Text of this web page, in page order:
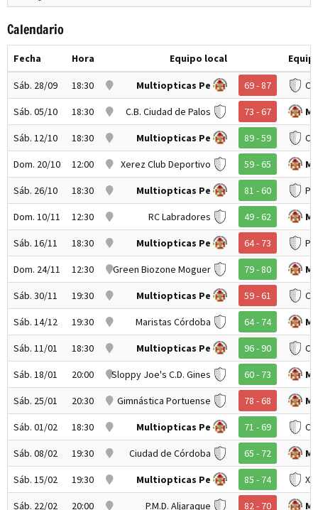
Calendario
Fecha Hora Equipo local
Sáb. 28/09 18:30 Multiopticas Pe 69 - 87
Sáb. 05/10 18:30 C.B. Ciudad de Palos 73 - 67
Sáb. 12/10 18:30 Multiopticas Pe 89 - 59
Dom. 20/10 12:00 Xerez Club Deportivo 59 - 65
Sáb. 26/10 18:30 Multiopticas Pe 81 - 60
Dom. 10/11 12:30 RC Labradores 49 - 62
Sáb. 16/11 18:30 Multiopticas Pe 64 - 73
Dom. 24/11 12:30 Green Biozone Moguer 79 - 80
Sáb. 30/11 19:30 Multiopticas Pe 59 - 61
Sáb. 14/12 19:30 Maristas Córdoba 64 - 74
Sáb. 11/01 18:30 Multiopticas Pe 96 - 90
Sáb. 18/01 20:00 Sloppy Joe's C.D. Gines 60 - 73
Sáb. 25/01 20:30 Gimnástica Portuense 78 - 68
Sáb. 01/02 18:30 Multiopticas Pe 71 - 69
Sáb. 08/02 19:30 Ciudad de Córdoba 65 - 72
Sáb. 15/02 19:30 Multiopticas Pe 85 - 74
Sáb. 22/02 20:00 P.M.D. Aljaraque 82 - 70